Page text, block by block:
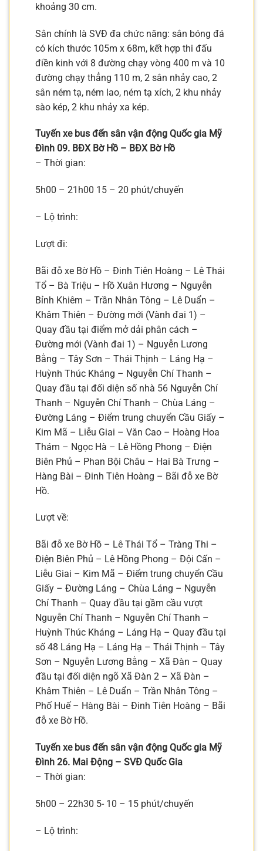
khoảng 30 cm.
Sân chính là SVĐ đa chức năng: sân bóng đá
có kích thước 105m x 68m, kết hợp thi đấu
điền kinh với 8 đường chạy vòng 400 m và 10
đường chạy thẳng 110 m, 2 sân nhảy cao, 2
sân ném tạ, ném lao, ném tạ xích, 2 khu nhảy
sào kép, 2 khu nhảy xa kép.
Tuyến xe bus đến sân vận động Quốc gia Mỹ
Đình 09. BĐX Bờ Hồ – BĐX Bờ Hồ
– Thời gian:
5h00 – 21h00 15 – 20 phút/chuyến
– Lộ trình:
Lượt đi:
Bãi đỗ xe Bờ Hồ – Đinh Tiên Hoàng – Lê Thái
Tổ – Bà Triệu – Hồ Xuân Hương – Nguyễn
Bỉnh Khiêm – Trần Nhân Tông – Lê Duẩn –
Khâm Thiên – Đường mới (Vành đai 1) –
Quay đầu tại điểm mở dải phân cách –
Đường mới (Vành đai 1) – Nguyễn Lương
Bằng – Tây Sơn – Thái Thịnh – Láng Hạ –
Huỳnh Thúc Kháng – Nguyễn Chí Thanh –
Quay đầu tại đối diện số nhà 56 Nguyễn Chí
Thanh – Nguyễn Chí Thanh – Chùa Láng –
Đường Láng – Điểm trung chuyển Cầu Giấy –
Kim Mã – Liễu Giai – Văn Cao – Hoàng Hoa
Thám – Ngọc Hà – Lê Hồng Phong – Điện
Biên Phủ – Phan Bội Châu – Hai Bà Trưng –
Hàng Bài – Đinh Tiên Hoàng – Bãi đỗ xe Bờ
Hồ.
Lượt về:
Bãi đỗ xe Bờ Hồ – Lê Thái Tổ – Tràng Thi –
Điện Biên Phủ – Lê Hồng Phong – Đội Cấn –
Liễu Giai – Kim Mã – Điểm trung chuyển Cầu
Giấy – Đường Láng – Chùa Láng – Nguyễn
Chí Thanh – Quay đầu tại gầm cầu vượt
Nguyễn Chí Thanh – Nguyễn Chí Thanh –
Huỳnh Thúc Kháng – Láng Hạ – Quay đầu tại
số 48 Láng Hạ – Láng Hạ – Thái Thịnh – Tây
Sơn – Nguyễn Lương Bằng – Xã Đàn – Quay
đầu tại đối diện ngõ Xã Đàn 2 – Xã Đàn –
Khâm Thiên – Lê Duẩn – Trần Nhân Tông –
Phố Huế – Hàng Bài – Đinh Tiên Hoàng – Bãi
đỗ xe Bờ Hồ.
Tuyến xe bus đến sân vận động Quốc gia Mỹ
Đình 26. Mai Động – SVĐ Quốc Gia
– Thời gian:
5h00 – 22h30 5- 10 – 15 phút/chuyến
– Lộ trình: